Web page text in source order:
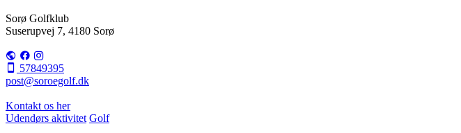
Sorø Golfklub
Suserupvej 7, 4180 Sorø
57849395
post@soroegolf.dk
Kontakt os her
Udendørs aktivitet Golf